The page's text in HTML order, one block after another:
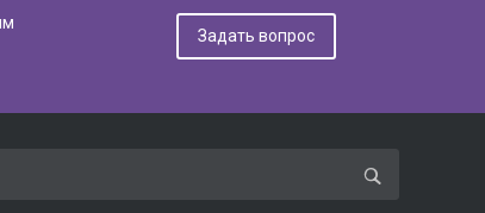
Задать вопрос